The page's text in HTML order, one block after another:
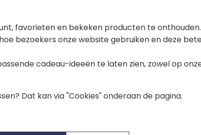
EVE Vegan
Machinewasbaar op 30°C. Vermijd de
bedrukking te behouden.
klantenwaardering:
favorieten en bekeken producten te onthouden.
bezoekers onze website gebruiken en deze
cadeau-ideeën te laten zien, zowel op
Dat kan via "Cookies" onderaan de pagina.